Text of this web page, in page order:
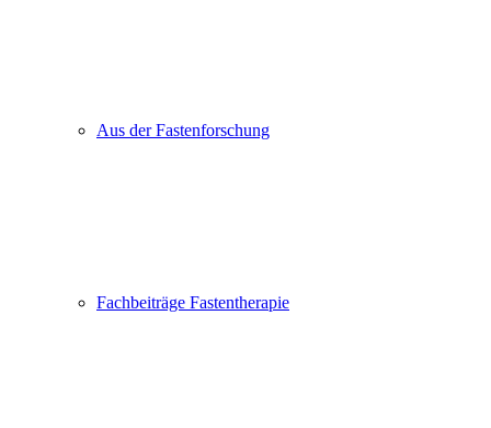
Aus der Fastenforschung
Fachbeiträge Fastentherapie